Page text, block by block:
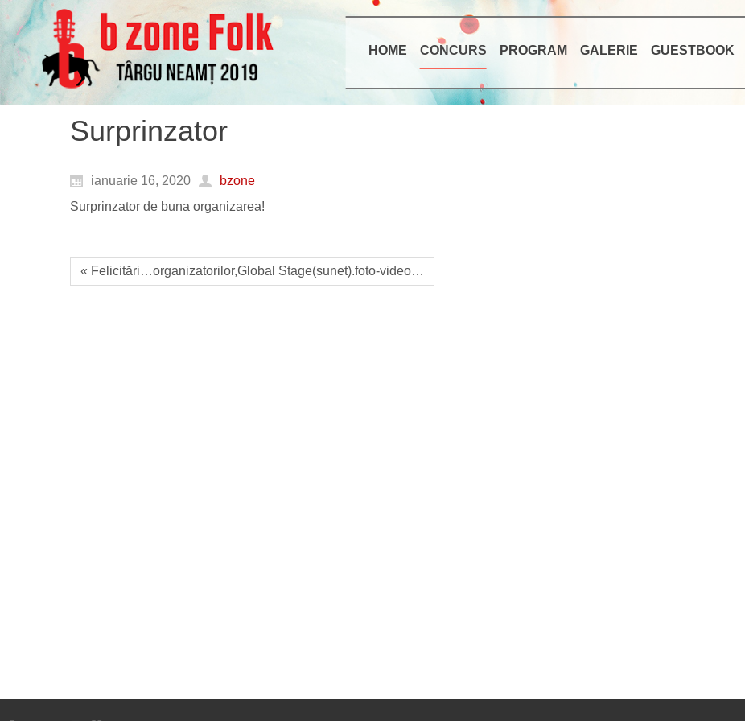
HOME CONCURS PROGRAM GALERIE GUESTBOOK
Surprinzator
ianuarie 16, 2020
bzone
Surprinzator de buna organizarea!
« Felicitări…organizatorilor,Global Stage(sunet).foto-video…